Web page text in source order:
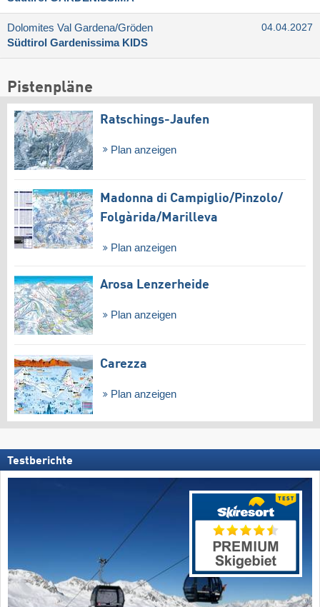
Dolomites Val Gardena/​Gröden
Südtirol Gardenissima KIDS
04.04.2027
Pistenpläne
Ratschings-Jaufen
Plan anzeigen
Madonna di Campiglio/​Pinzolo/​
Folgàrida/​Marilleva
Plan anzeigen
Arosa Lenzerheide
Plan anzeigen
Carezza
Plan anzeigen
Testberichte